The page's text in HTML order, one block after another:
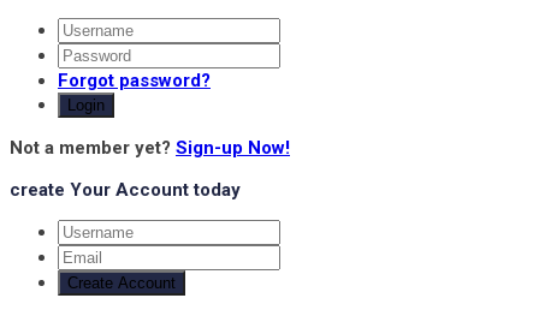
Forgot password?
Login
Not a member yet? Sign-up Now!
create Your Account today
Create Account